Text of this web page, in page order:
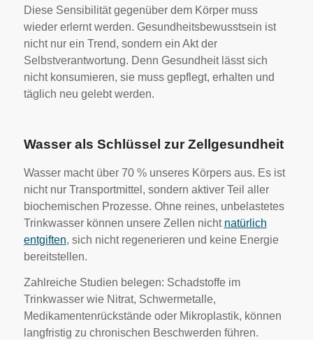
Diese Sensibilität gegenüber dem Körper muss
wieder erlernt werden. Gesundheitsbewusstsein ist
nicht nur ein Trend, sondern ein Akt der
Selbstverantwortung. Denn Gesundheit lässt sich
nicht konsumieren, sie muss gepflegt, erhalten und
täglich neu gelebt werden.
Wasser als Schlüssel zur Zellgesundheit
Wasser macht über 70 % unseres Körpers aus. Es ist
nicht nur Transportmittel, sondern aktiver Teil aller
biochemischen Prozesse. Ohne reines, unbelastetes
Trinkwasser können unsere Zellen nicht natürlich
entgiften, sich nicht regenerieren und keine Energie
bereitstellen.
Zahlreiche Studien belegen: Schadstoffe im
Trinkwasser wie Nitrat, Schwermetalle,
Medikamentenrückstände oder Mikroplastik, können
langfristig zu chronischen Beschwerden führen.